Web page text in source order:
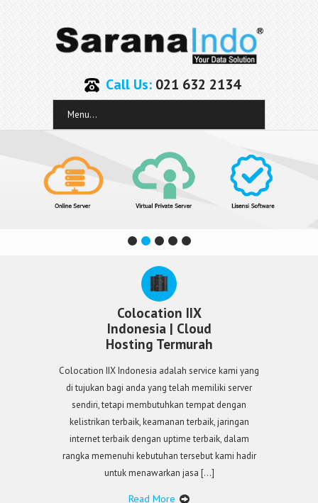
Call Us:021 632 2134
Menu...
Colocation IIX
Indonesia | Cloud
Hosting Termurah
Colocation IIX Indonesia adalah service kami yang
di tujukan bagi anda yang telah memiliki server
sendiri, tetapi membutuhkan tempat dengan
kelistrikan terbaik, keamanan terbaik, jaringan
internet terbaik dengan uptime terbaik, dalam
rangka memenuhi kebutuhan tersebut kami hadir
untuk menawarkan jasa […]
Read More